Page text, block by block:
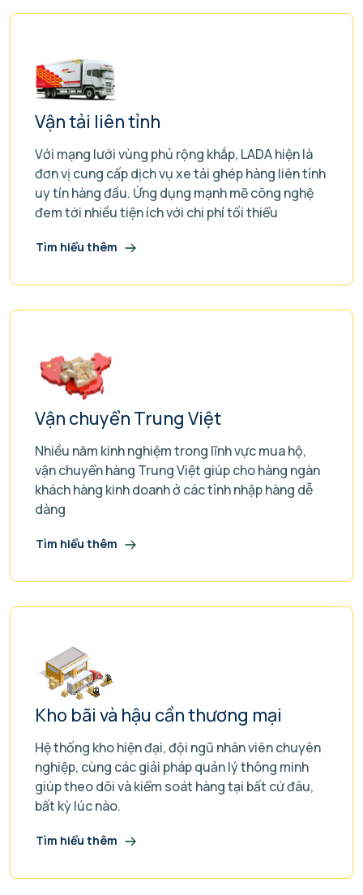
Vận tải liên tỉnh
Với mạng lưới vùng phủ rộng khắp, LADA hiện là
đơn vị cung cấp dịch vụ xe tải ghép hàng liên tỉnh
uy tín hàng đầu. Ứng dụng mạnh mẽ công nghệ
đem tới nhiều tiện ích với chi phí tối thiểu
Tìm hiểu thêm
Vận chuyển Trung Việt
Nhiều năm kinh nghiệm trong lĩnh vực mua hộ,
vận chuyển hàng Trung Việt giúp cho hàng ngàn
khách hàng kinh doanh ở các tỉnh nhập hàng dễ
dàng
Tìm hiểu thêm
Kho bãi và hậu cần thương mại
Hệ thống kho hiện đại, đội ngũ nhân viên chuyên
nghiệp, cùng các giải pháp quản lý thông minh
giúp theo dõi và kiểm soát hàng tại bất cứ đâu,
bất kỳ lúc nào.
Tìm hiểu thêm